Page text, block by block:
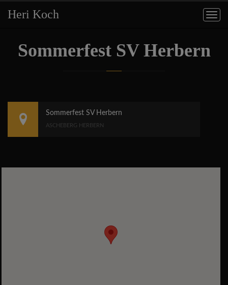
Heri Koch
Sommerfest SV Herbern
Sommerfest SV Herbern
ASCHEBERG HERBERN